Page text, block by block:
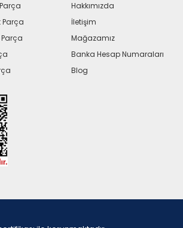
Parça
Hakkımızda
İletişim
Mağazamız
Banka Hesap Numaraları
Blog